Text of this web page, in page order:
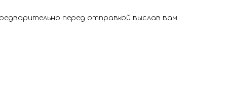
перед отправкой выслав вам